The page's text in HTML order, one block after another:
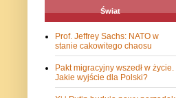
Świat
Prof. Jeffrey Sachs: NATO w
stanie cakowitego chaosu
Pakt migracyjny wszedł w życie.
Jakie wyjście dla Polski?